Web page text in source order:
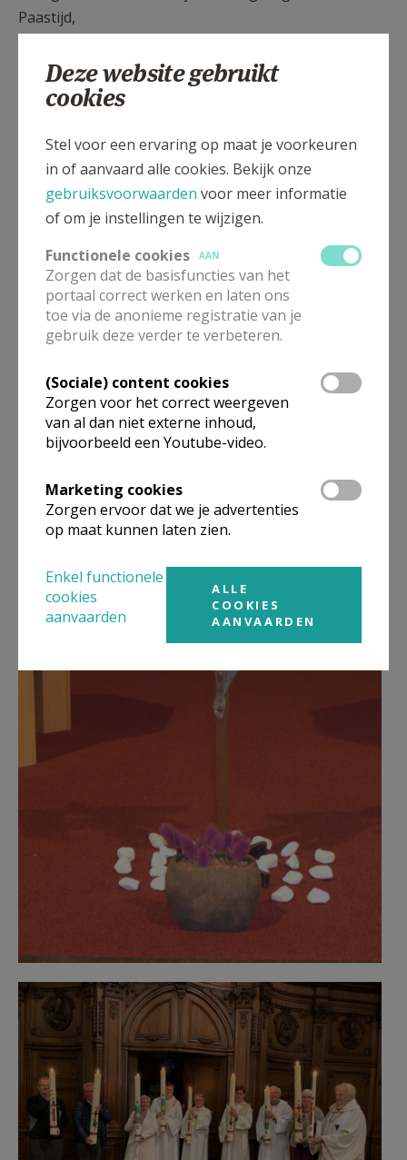
Paastijd,
namens het team van de PE,
Christa Damen
Witte Donderdag (c) Maria Van De
Put.JPG
Goede Vrijdag beter (c) Maria Van
De Put.jpg
PwDavid3.jpeg
Deze website gebruikt
cookies
Stel voor een ervaring op maat je voorkeuren
in of aanvaard alle cookies. Bekijk onze
gebruiksvoorwaarden voor meer informatie
of om je instellingen te wijzigen.
Functionele cookies
AAN
Zorgen dat de basisfuncties van het
portaal correct werken en laten ons
toe via de anonieme registratie van je
gebruik deze verder te verbeteren.
(Sociale) content cookies
Zorgen voor het correct weergeven
van al dan niet externe inhoud,
bijvoorbeeld een Youtube-video.
Marketing cookies
Zorgen ervoor dat we je advertenties
op maat kunnen laten zien.
Enkel functionele
cookies
aanvaarden
ALLE
COOKIES
AANVAARDEN